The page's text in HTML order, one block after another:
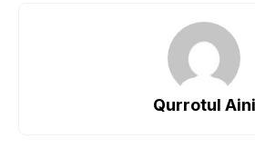
Qurrotul Aini